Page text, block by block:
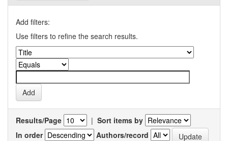
Add filters:
Use filters to refine the search results.
Results/Page | Sort items by
In order
Authors/record